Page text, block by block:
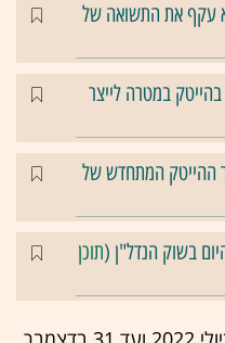
50 אלף ד', והוא עקף את התשואה של
במטרה לייצר
ההייטק המתחדש של
בשוק הנדל"ן (תוכן